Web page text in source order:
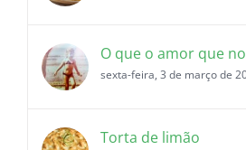
O que o amor que
sexta-feira, 3 de março de
Torta de limão